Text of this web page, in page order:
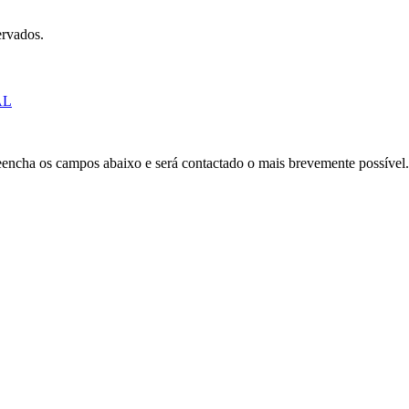
os campos abaixo e será contactado o mais brevemente possível.